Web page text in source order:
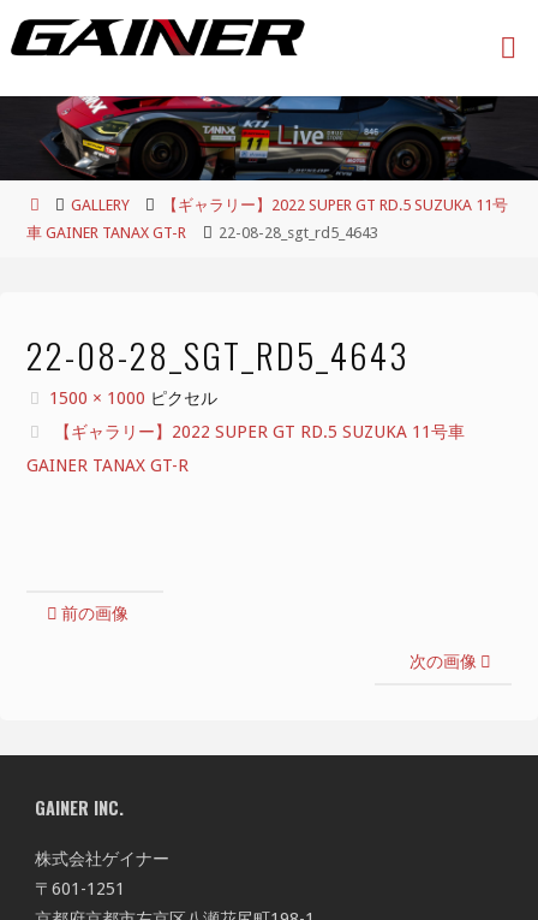
ン
ホ
ー
GALLERY
【ギャラリー】2022 SUPER GT RD.5 SUZUKA 11号
車 GAINER TANAX GT-R
22-08-28_sgt_rd5_4643
22-08-28_SGT_RD5_4643
フ
ル
サ
1500 × 1000 ピクセル
【ギャラリー】2022 SUPER GT RD.5 SUZUKA 11号車
GAINER TANAX GT-R
前の画像
次の画像
GAINER INC.
株式会社ゲイナー
〒601-1251